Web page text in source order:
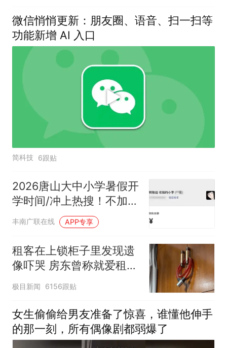
微信悄悄更新：朋友圈、语音、扫一扫等
功能新增 AI 入口
简科技 6跟贴
2026唐山大中小学暑假开
学时间/冲上热搜！不加微
信好友，怎么用微信？
丰南广联在线 APP专享
租客在上锁柜子里发现遗
像吓哭 房东曾称就爱租给
男生
极目新闻 6156跟贴
女生偷偷给男友准备了惊喜，谁懂他伸手
的那一刻，所有偶像剧都弱爆了